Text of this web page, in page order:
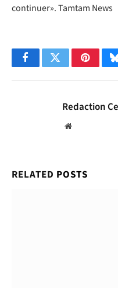
continuer». Tamtam News
FacebookTwitter
Redaction
Website
RELATED POSTS